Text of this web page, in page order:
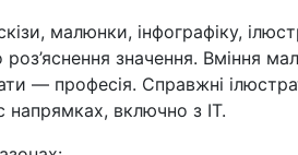
малюнки, інфографіку,
значення. Вміння
— професія. Справжні
напрямках, включно з IT.